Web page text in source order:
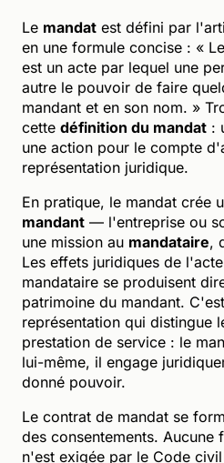
Le mandat est défini par
en une formule concise : «
est un acte par lequel une
autre le pouvoir de faire
mandant et en son nom. »
cette définition du mandat :
une action pour le compte
représentation juridique.
En pratique, le mandat crée
mandant — l'entreprise ou
une mission au mandataire,
Les effets juridiques de
mandataire se produisent
patrimoine du mandant.
représentation qui distingue
prestation de service : le
lui-même, il engage
donné pouvoir.
Le contrat de mandat se
des consentements. Aucune
n'est exigée par le Code